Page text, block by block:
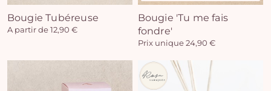
Bougie Tubéreuse
A partir de 12,90 €
Bougie 'Tu me fais
fondre'
Prix unique 24,90 €